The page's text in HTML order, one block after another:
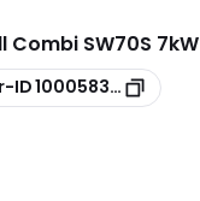
Combi SW70S 7kW
ID100058378